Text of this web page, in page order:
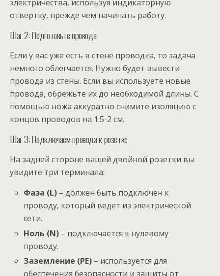
электричества, используя индикаторную
отвертку, прежде чем начинать работу.
Шаг 2: Подготовьте провода
Если у вас уже есть в стене проводка, то задача
немного облегчается. Нужно будет вывести
провода из стены. Если вы используете новые
провода, обрежьте их до необходимой длины. С
помощью ножа аккуратно снимите изоляцию с
концов проводов на 1.5-2 см.
Шаг 3: Подключаем провода к розетке
На задней стороне вашей двойной розетки вы
увидите три терминала:
Фаза (L) – должен быть подключён к
проводу, который ведет из электрической
сети.
Ноль (N) – подключается к нулевому
проводу.
Заземление (PE) – используется для
обеспечения безопасности и защиты от